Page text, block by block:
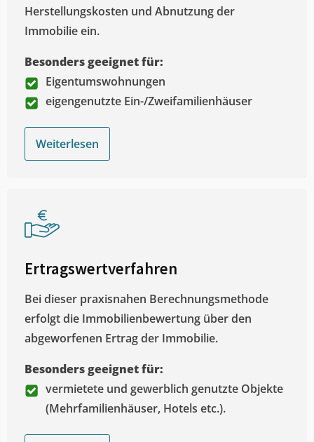
Herstellungskosten und Abnutzung der
Immobilie ein.
Besonders geeignet für:
Eigentumswohnungen
eigengenutzte Ein-/Zweifamilienhäuser
Weiterlesen
Ertragswertverfahren
Bei dieser praxisnahen Berechnungsmethode
erfolgt die Immobilienbewertung über den
abgeworfenen Ertrag der Immobilie.
Besonders geeignet für:
vermietete und gewerblich genutzte Objekte
(Mehrfamilienhäuser, Hotels etc.).